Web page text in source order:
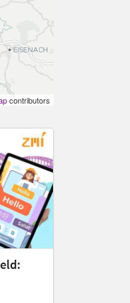
contributors